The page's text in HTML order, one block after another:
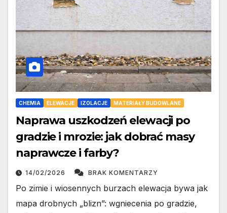
CHEMIA ELEWACJE IZOLACJE MATERIAŁY BUDOWLANE
Naprawa uszkodzeń elewacji po
gradzie i mrozie: jak dobrać masy
naprawcze i farby?
14/02/2026 BRAK KOMENTARZY
Po zimie i wiosennych burzach elewacja bywa jak
mapa drobnych „blizn”: wgniecenia po gradzie,